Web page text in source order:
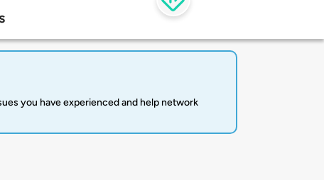
you have experienced and help network